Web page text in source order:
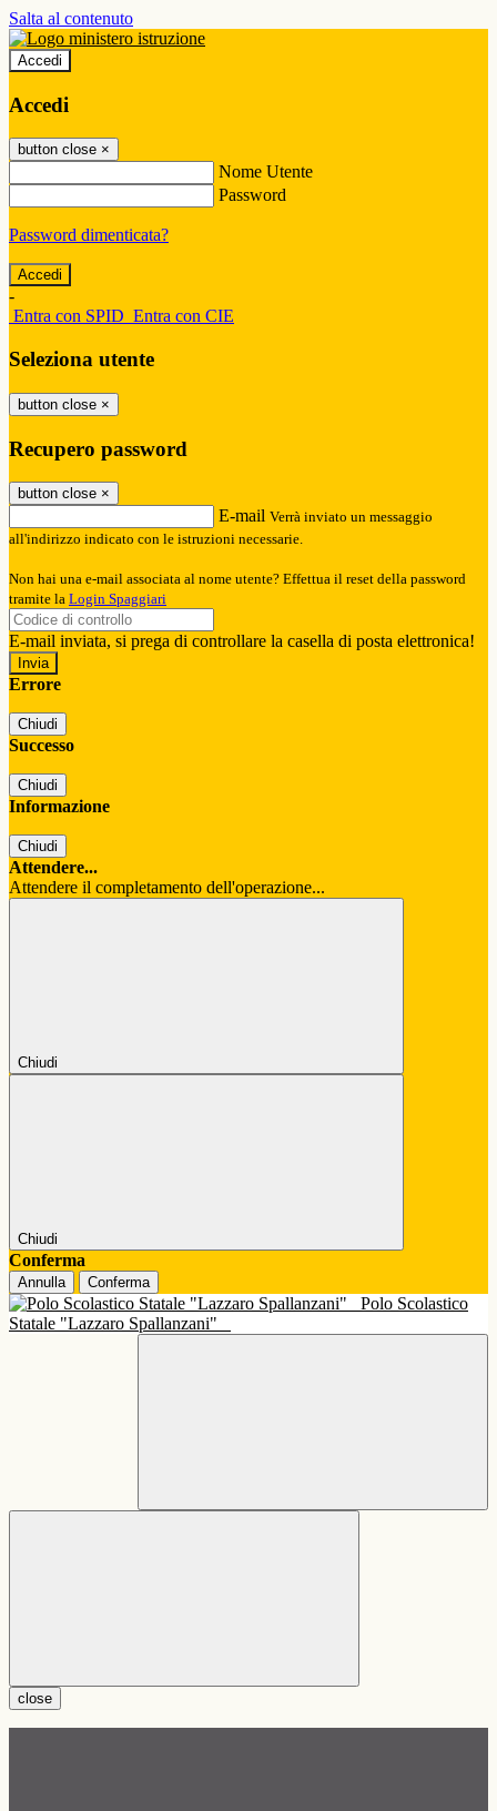
Salta al contenuto
Accedi
Accedi
button close ×
Nome Utente
Password
Password dimenticata?
-
Entra con SPID Entra con CIE
Seleziona utente
button close ×
Recupero password
button close ×
E-mail Verrà inviato un messaggio
all'indirizzo indicato con le istruzioni necessarie.
Non hai una e-mail associata al nome utente? Effettua il reset della password
tramite la Login Spaggiari
E-mail inviata, si prega di controllare la casella di posta elettronica!
Errore
Chiudi
Successo
Chiudi
Informazione
Chiudi
Attendere...
Attendere il completamento dell'operazione...
Chiudi
Chiudi
Conferma
Annulla Conferma
Polo Scolastico
Statale "Lazzaro Spallanzani"
close